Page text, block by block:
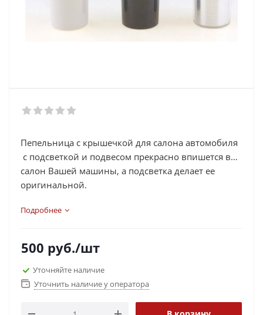
Пепельница с крышечкой для салона автомобиля
с подсветкой и подвесом прекрасно впишется в
салон Вашей машины, а подсветка делает ее
оригинальной.
Подробнее
500 руб./шт
Уточняйте наличие
Уточнить наличие у оператора